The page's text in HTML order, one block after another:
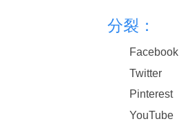
分裂：
Facebook
Twitter
Pinterest
YouTube